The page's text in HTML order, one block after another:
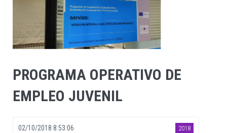
PROGRAMA OPERATIVO DE
EMPLEO JUVENIL
02/10/2018 8:53:06 2018